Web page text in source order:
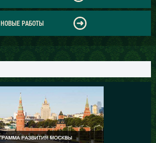
НОВЫЕ РАБОТЫ